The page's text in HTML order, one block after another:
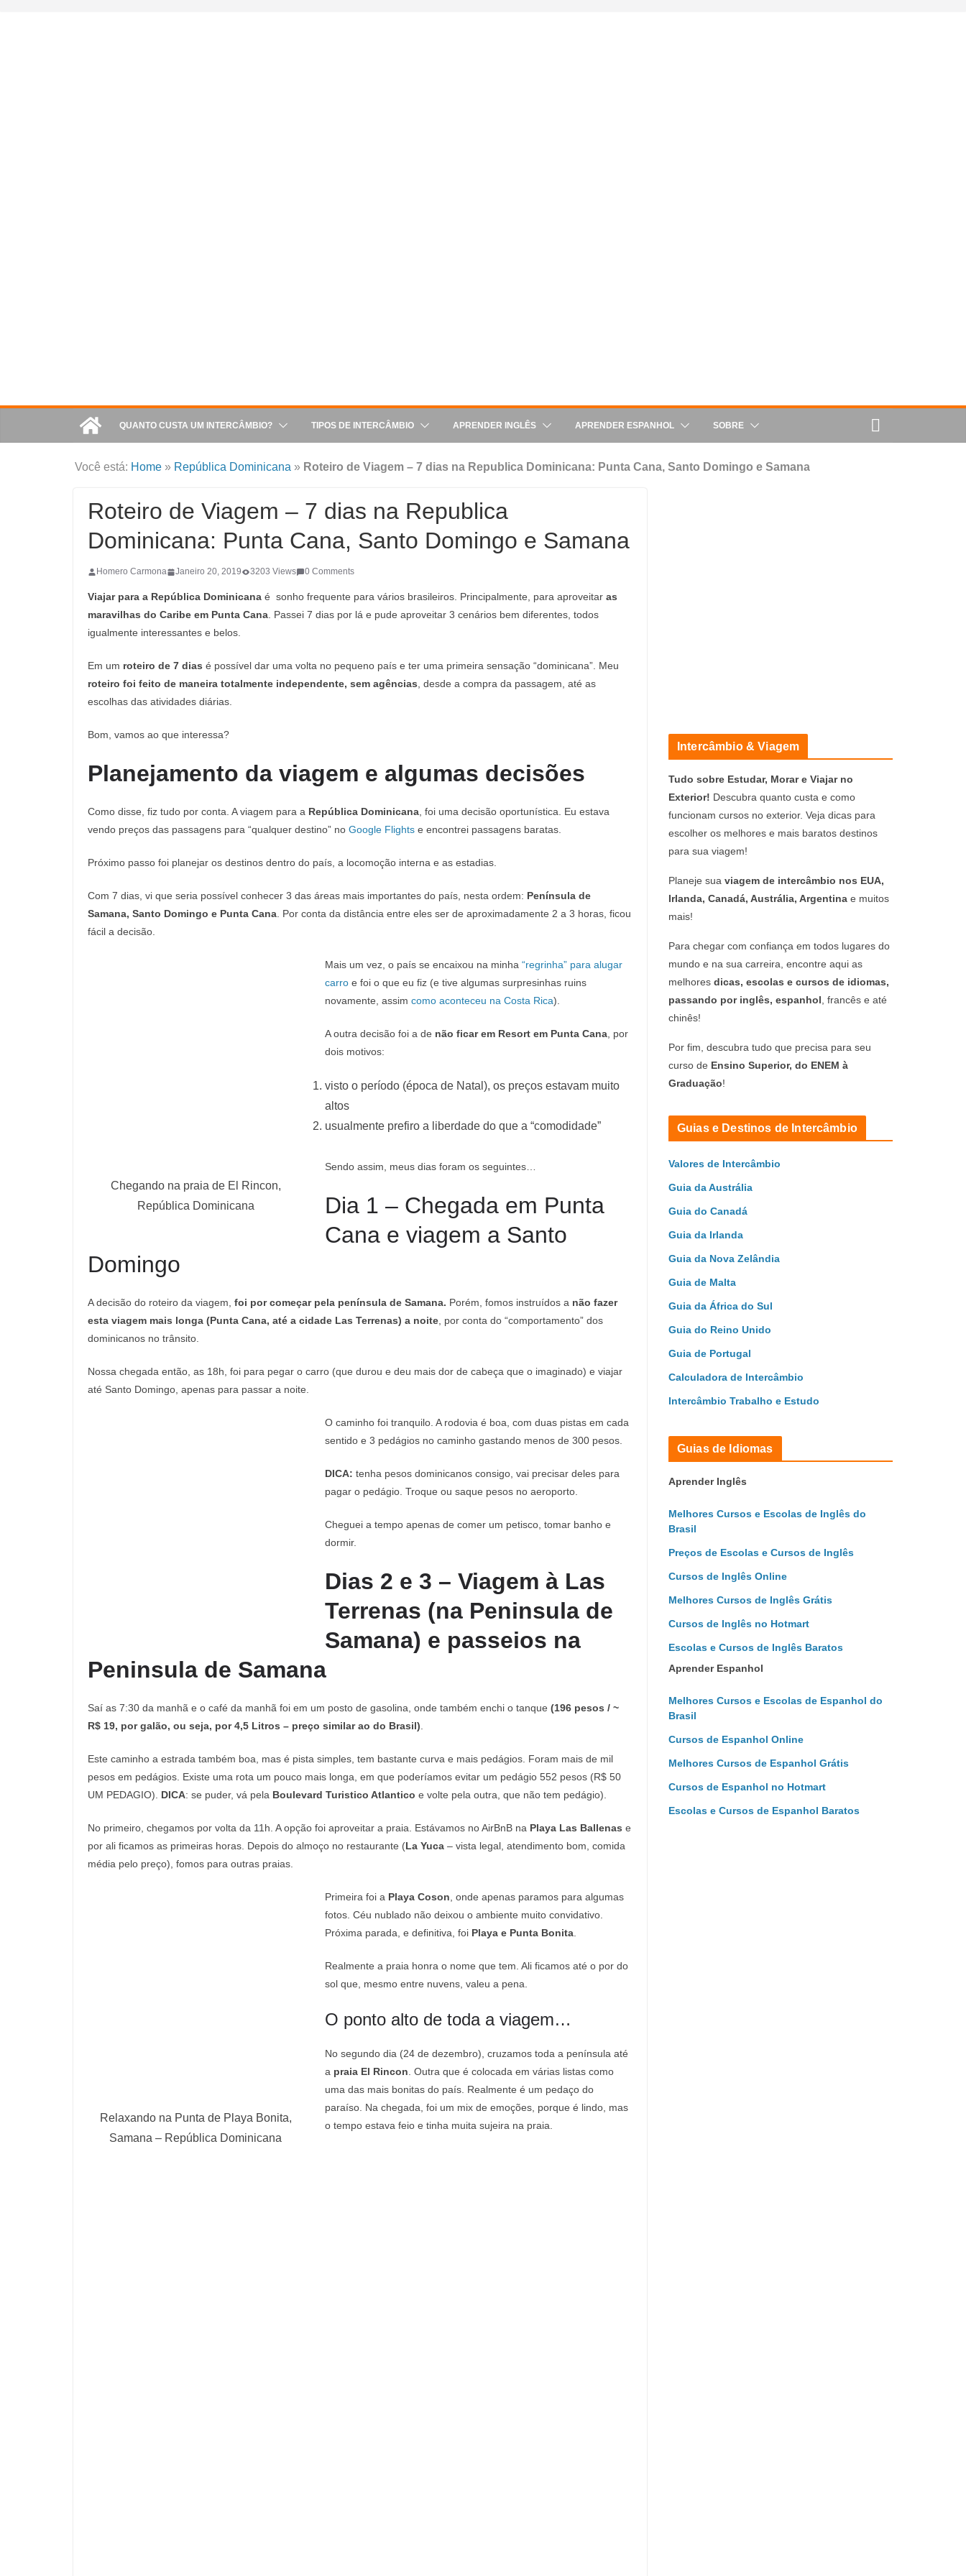
QUANTO CUSTA UM INTERCÂMBIO? TIPOS DE INTERCÂMBIO APRENDER INGLÊS APRENDER ESPANHOL SOBRE
Você está: Home » República Dominicana » Roteiro de Viagem – 7 dias na Republica Dominicana: Punta Cana, Santo Domingo e Samana
Roteiro de Viagem – 7 dias na Republica
Dominicana: Punta Cana, Santo Domingo e Samana
Homero Carmona Janeiro 20, 2019 3203 Views 0 Comments
Viajar para a República Dominicana é sonho frequente para vários brasileiros. Principalmente, para aproveitar as
maravilhas do Caribe em Punta Cana . Passei 7 dias por lá e pude aproveitar 3 cenários bem diferentes, todos
igualmente interessantes e belos.
Em um roteiro de 7 dias é possível dar uma volta no pequeno país e ter uma primeira sensação “dominicana”. Meu
roteiro foi feito de maneira totalmente independente, sem agências , desde a compra da passagem, até as
escolhas das atividades diárias.
Bom, vamos ao que interessa?
Planejamento da viagem e algumas decisões
Como disse, fiz tudo por conta. A viagem para a República Dominicana , foi uma decisão oportunística. Eu estava
vendo preços das passagens para “qualquer destino” no Google Flights e encontrei passagens baratas.
Próximo passo foi planejar os destinos dentro do país, a locomoção interna e as estadias.
Com 7 dias, vi que seria possível conhecer 3 das áreas mais importantes do país, nesta ordem: Península de
Samana, Santo Domingo e Punta Cana . Por conta da distância entre eles ser de aproximadamente 2 a 3 horas, ficou
fácil a decisão.
Chegando na praia de El Rincon,
República Dominicana
Mais um vez, o país se encaixou na minha “regrinha” para alugar
carro e foi o que eu fiz (e tive algumas surpresinhas ruins
novamente, assim como aconteceu na Costa Rica).
A outra decisão foi a de não ficar em Resort em Punta Cana , por
dois motivos:
visto o período (época de Natal), os preços estavam muito
altos
usualmente prefiro a liberdade do que a “comodidade”
Sendo assim, meus dias foram os seguintes…
Dia 1 – Chegada em Punta
Cana e viagem a Santo
Domingo
A decisão do roteiro da viagem, foi por começar pela península de Samana. Porém, fomos instruídos a não fazer
esta viagem mais longa (Punta Cana, até a cidade Las Terrenas) a noite , por conta do “comportamento” dos
dominicanos no trânsito.
Nossa chegada então, as 18h, foi para pegar o carro (que durou e deu mais dor de cabeça que o imaginado) e viajar
até Santo Domingo, apenas para passar a noite.
O caminho foi tranquilo. A rodovia é boa, com duas pistas em cada
sentido e 3 pedágios no caminho gastando menos de 300 pesos.
DICA: tenha pesos dominicanos consigo, vai precisar deles para
pagar o pedágio. Troque ou saque pesos no aeroporto.
Cheguei a tempo apenas de comer um petisco, tomar banho e
dormir.
Dias 2 e 3 – Viagem à Las
Terrenas (na Peninsula de
Samana) e passeios na
Peninsula de Samana
Saí as 7:30 da manhã e o café da manhã foi em um posto de gasolina, onde também enchi o tanque (196 pesos / ~
R$ 19, por galão, ou seja, por 4,5 Litros – preço similar ao do Brasil)
Este caminho a estrada também boa, mas é pista simples, tem bastante curva e mais pedágios. Foram mais de mil
pesos em pedágios. Existe uma rota um pouco mais longa, em que poderíamos evitar um pedágio 552 pesos (R$ 50
UM PEDAGIO). DICA: se puder, vá pela Boulevard Turistico Atlantico e volte pela outra, que não tem pedágio).
No primeiro, chegamos por volta da 11h. A opção foi aproveitar a praia. Estávamos no AirBnB na Playa Las Ballenas e
por ali ficamos as primeiras horas. Depois do almoço no restaurante (La Yuca – vista legal, atendimento bom, comida
média pelo preço), fomos para outras praias.
Relaxando na Punta de Playa Bonita,
Samana – República Dominicana
Primeira foi a Playa Coson , onde apenas paramos para algumas
fotos. Céu nublado não deixou o ambiente muito convidativo.
Próxima parada, e definitiva, foi Playa e Punta Bonita
Realmente a praia honra o nome que tem. Ali ficamos até o por do
sol que, mesmo entre nuvens, valeu a pena.
O ponto alto de toda a viagem…
No segundo dia (24 de dezembro), cruzamos toda a península até
a praia El Rincon . Outra que é colocada em várias listas como
uma das mais bonitas do país. Realmente é um pedaço do
paraíso. Na chegada, foi um mix de emoções, porque é lindo, mas
o tempo estava feio e tinha muita sujeira na praia.
Intercâmbio & Viagem
Tudo sobre Estudar, Morar e Viajar no
Exterior! Descubra quanto custa e como
funcionam cursos no exterior. Veja dicas para
escolher os melhores e mais baratos destinos
para sua viagem!
Planeje sua viagem de intercâmbio nos EUA,
Irlanda, Canadá, Austrália, Argentina e muitos
mais!
Para chegar com confiança em todos lugares do
mundo e na sua carreira, encontre aqui as
melhores dicas, escolas e cursos de idiomas,
passando por inglês, espanhol , francês e até
chinês!
Por fim, descubra tudo que precisa para seu
curso de Ensino Superior, do ENEM à
Graduação!
Guias e Destinos de Intercâmbio
Valores de Intercâmbio
Guia da Austrália
Guia do Canadá
Guia da Irlanda
Guia da Nova Zelândia
Guia de Malta
Guia da África do Sul
Guia do Reino Unido
Guia de Portugal
Calculadora de Intercâmbio
Intercâmbio Trabalho e Estudo
Guias de Idiomas
Aprender Inglês
Melhores Cursos e Escolas de Inglês do
Brasil
Preços de Escolas e Cursos de Inglês
Cursos de Inglês Online
Melhores Cursos de Inglês Grátis
Cursos de Inglês no Hotmart
Escolas e Cursos de Inglês Baratos
Aprender Espanhol
Melhores Cursos e Escolas de Espanhol do
Brasil
Cursos de Espanhol Online
Melhores Cursos de Espanhol Grátis
Cursos de Espanhol no Hotmart
Escolas e Cursos de Espanhol Baratos